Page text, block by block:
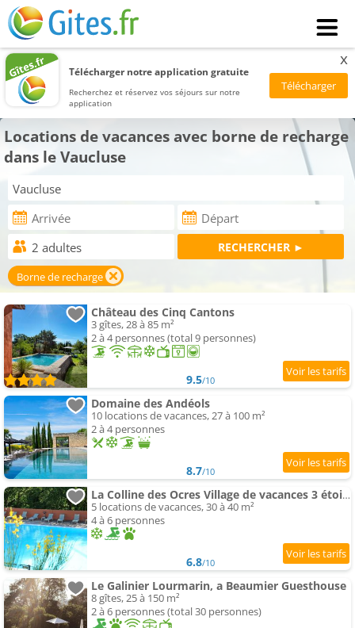
Télécharger notre application gratuite
Recherchez et réservez vos séjours sur notre
application
x
Locations de vacances avec borne de recharge
dans le Vaucluse
Borne de recharge
Château des Cinq Cantons
3 gîtes, 28 à 85 m²
2 à 4 personnes (total 9 personnes)
9.5/10
Domaine des Andéols
10 locations de vacances, 27 à 100 m²
2 à 4 personnes
8.7/10
La Colline des Ocres Village de vacances 3 étoiles
5 locations de vacances, 30 à 40 m²
4 à 6 personnes
6.8/10
Le Galinier Lourmarin, a Beaumier Guesthouse
8 gîtes, 25 à 150 m²
2 à 6 personnes (total 30 personnes)